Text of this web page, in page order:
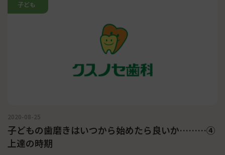
子ども
2020-08-25
子どもの歯磨きはいつから始めたら良いか………④
上達の時期